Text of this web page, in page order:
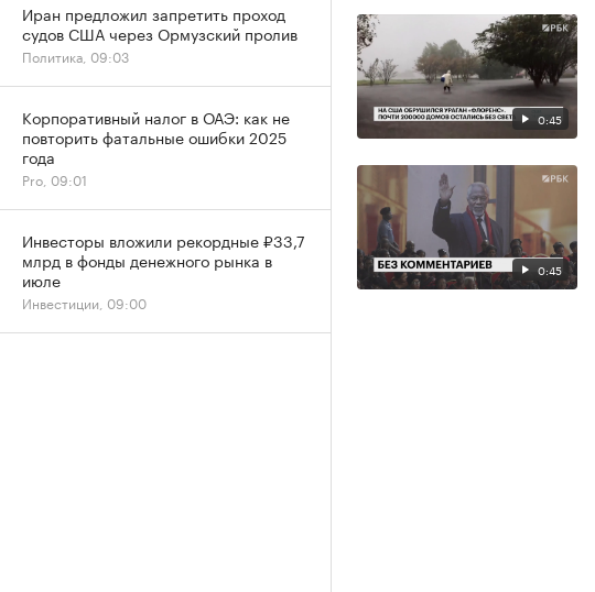
0:45
0:45
Иран предложил запретить проход
судов США через Ормузский пролив
Политика, 09:03
Корпоративный налог в ОАЭ: как не
повторить фатальные ошибки 2025
года
Pro, 09:01
Инвесторы вложили рекордные ₽33,7
млрд в фонды денежного рынка в
июле
Инвестиции, 09:00